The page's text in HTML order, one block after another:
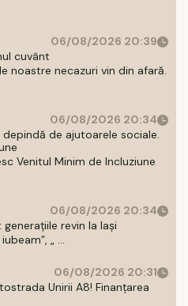
06/08/2026 20:39
cuvânt
noastre necazuri vin din afară.
06/08/2026 20:34
de ajutoarele sociale.
Venitul Minim de Incluziune
06/08/2026 20:34
revin la Iași
„ ...
06/08/2026 20:31
Unirii A8! Finanțarea